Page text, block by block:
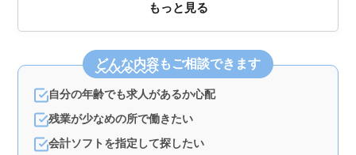
もっと見る
どんな内容もご相談できます
自分の年齢でも求人があるか心配
残業が少なめの所で働きたい
会計ソフトを指定して探したい